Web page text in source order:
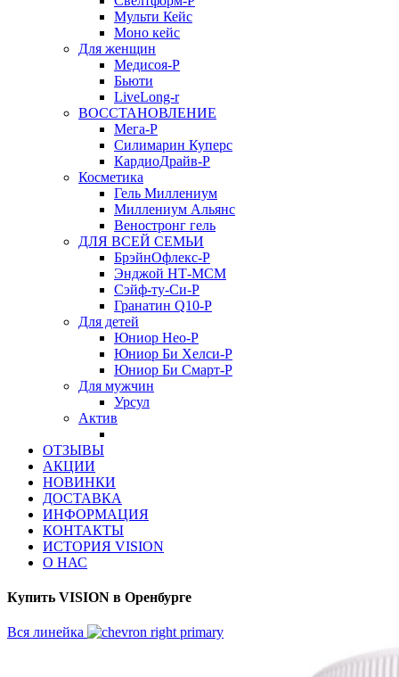
Мульти Кейс
Моно кейс
Для женщин
Медисоя-Р
Бьюти
LiveLong-r
ВОССТАНОВЛЕНИЕ
Мега-Р
Силимарин Куперс
КардиоДрайв-Р
Косметика
Гель Миллениум
Миллениум Альянс
Веностронг гель
ДЛЯ ВСЕЙ СЕМЬИ
БрэйнОфлекс-Р
Энджой НТ-МСМ
Сэйф-ту-Си-Р
Гранатин Q10-Р
Для детей
Юниор Нео-Р
Юниор Би Хелси-Р
Юниор Би Смарт-Р
Для мужчин
Урсул
Актив
ОТЗЫВЫ
АКЦИИ
НОВИНКИ
ДОСТАВКА
ИНФОРМАЦИЯ
КОНТАКТЫ
ИСТОРИЯ VISION
О НАС
Купить VISION в Оренбурге
Вся линейка